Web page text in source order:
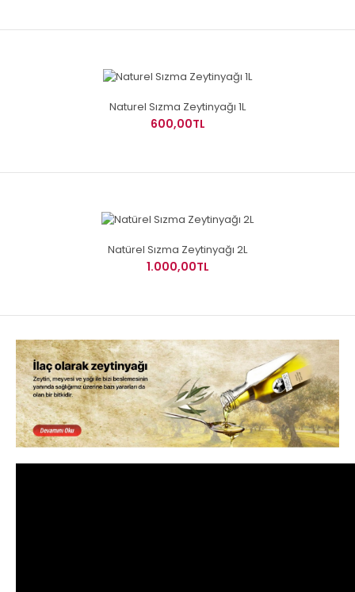
Naturel Sızma Zeytinyağı 1L
600,00TL
Natürel Sızma Zeytinyağı 2L
1.000,00TL